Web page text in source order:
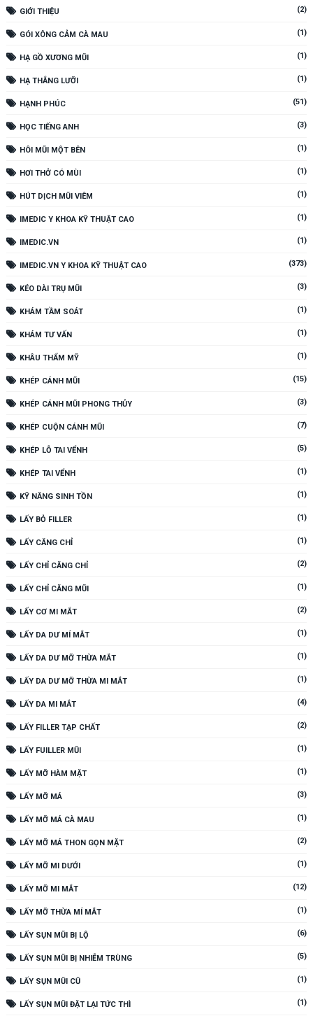
GIỚI THIỆU (2)
GÓI XÔNG CẢM CÀ MAU (1)
HẠ GỒ XƯƠNG MŨI (1)
HẠ THẮNG LƯỠI (1)
HẠNH PHÚC (51)
HỌC TIẾNG ANH (3)
HÔI MŨI MỘT BÊN (1)
HƠI THỞ CÓ MÙI (1)
HÚT DỊCH MŨI VIÊM (1)
IMEDIC Y KHOA KỸ THUẬT CAO (1)
IMEDIC.VN (1)
IMEDIC.VN Y KHOA KỸ THUẬT CAO (373)
KÉO DÀI TRỤ MŨI (3)
KHÁM TẦM SOÁT (1)
KHÁM TƯ VẤN (1)
KHÂU THẨM MỸ (1)
KHÉP CÁNH MŨI (15)
KHÉP CÁNH MŨI PHONG THỦY (3)
KHÉP CUỘN CÁNH MŨI (7)
KHÉP LỖ TAI VỂNH (5)
KHÉP TAI VỂNH (1)
KỸ NĂNG SINH TỒN (1)
LẤY BỎ FILLER (1)
LẤY CĂNG CHỈ (1)
LẤY CHỈ CĂNG CHỈ (2)
LẤY CHỈ CĂNG MŨI (1)
LẤY CƠ MI MẮT (2)
LẤY DA DƯ MÍ MẮT (1)
LẤY DA DƯ MỠ THỪA MẮT (1)
LẤY DA DƯ MỠ THỪA MI MẮT (1)
LẤY DA MI MẮT (4)
LẤY FILLER TẠP CHẤT (2)
LẤY FUILLER MŨI (1)
LẤY MỠ HÀM MẶT (1)
LẤY MỠ MÁ (3)
LẤY MỠ MÁ CÀ MAU (1)
LẤY MỠ MÁ THON GỌN MẶT (2)
LẤY MỠ MI DƯỚI (1)
LẤY MỠ MI MẮT (12)
LẤY MỠ THỪA MÍ MẮT (1)
LẤY SỤN MŨI BỊ LỘ (6)
LẤY SỤN MŨI BỊ NHIỄM TRÙNG (5)
LẤY SỤN MŨI CŨ (1)
LẤY SỤN MŨI ĐẶT LẠI TỨC THÌ (1)